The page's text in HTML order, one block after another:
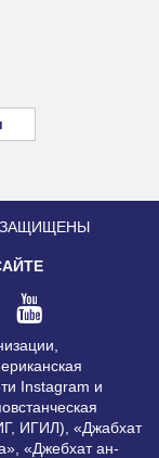
ЗАЩИЩЕНЫ
Instagram и
ИГИЛ), «Джабхат
«Джебхат ан-